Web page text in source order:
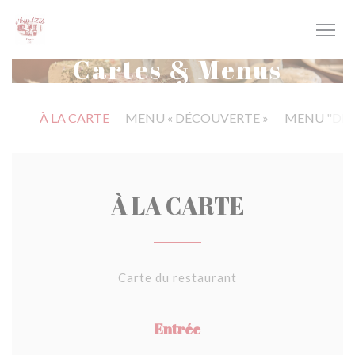
Cartes & Menus
À LA CARTE MENU « DÉCOUVERTE » MENU
À LA CARTE
Carte du restaurant
Entrée